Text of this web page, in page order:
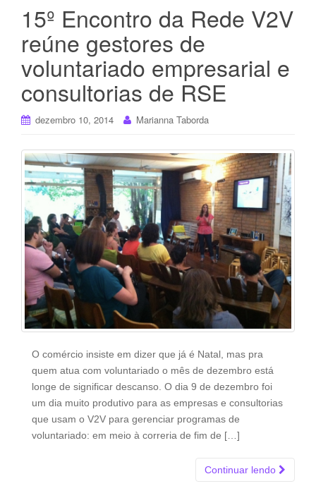
15º Encontro da Rede V2V
reúne gestores de
voluntariado empresarial e
consultorias de RSE
dezembro 10, 2014 Marianna Taborda
O comércio insiste em dizer que já é Natal, mas pra
quem atua com voluntariado o mês de dezembro está
longe de significar descanso. O dia 9 de dezembro foi
um dia muito produtivo para as empresas e consultorias
que usam o V2V para gerenciar programas de
voluntariado: em meio à correria de fim de […]
Continuar lendo